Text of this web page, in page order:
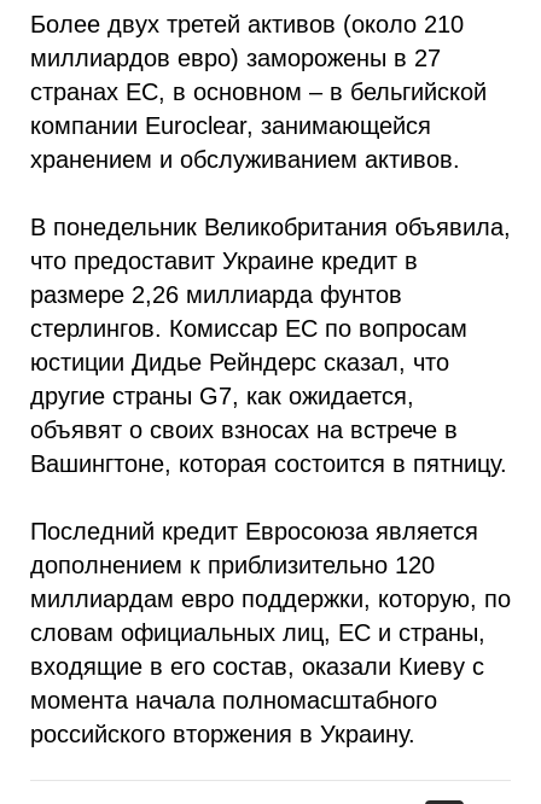
Более двух третей активов (около 210
миллиардов евро) заморожены в 27
странах ЕС, в основном – в бельгийской
компании Euroclear, занимающейся
хранением и обслуживанием активов.
В понедельник Великобритания объявила,
что предоставит Украине кредит в
размере 2,26 миллиарда фунтов
стерлингов. Комиссар ЕС по вопросам
юстиции Дидье Рейндерс сказал, что
другие страны G7, как ожидается,
объявят о своих взносах на встрече в
Вашингтоне, которая состоится в пятницу.
Последний кредит Евросоюза является
дополнением к приблизительно 120
миллиардам евро поддержки, которую, по
словам официальных лиц, ЕС и страны,
входящие в его состав, оказали Киеву с
момента начала полномасштабного
российского вторжения в Украину.